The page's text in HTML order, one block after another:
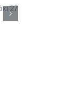
27